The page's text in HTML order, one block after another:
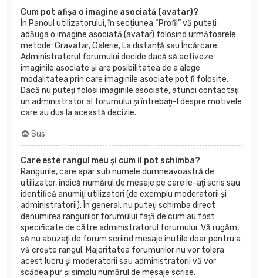
Cum pot afișa o imagine asociată (avatar)?
În Panoul utilizatorului, în secțiunea “Profil” vă puteți
adăuga o imagine asociată (avatar) folosind următoarele
metode: Gravatar, Galerie, La distanță sau Încărcare.
Administratorul forumului decide dacă să activeze
imaginile asociate şi are posibilitatea de a alege
modalitatea prin care imaginile asociate pot fi folosite.
Dacă nu puteţi folosi imaginile asociate, atunci contactaţi
un administrator al forumului şi întrebaţi-l despre motivele
care au dus la această decizie.
Sus
Care este rangul meu şi cum il pot schimba?
Rangurile, care apar sub numele dumneavoastră de
utilizator, indică numărul de mesaje pe care le-aţi scris sau
identifică anumiţi utilizatori (de exemplu moderatorii şi
administratorii). În general, nu puteţi schimba direct
denumirea rangurilor forumului faţă de cum au fost
specificate de către administratorul forumului. Vă rugăm,
să nu abuzaţi de forum scriind mesaje inutile doar pentru a
vă creşte rangul. Majoritatea forumurilor nu vor tolera
acest lucru şi moderatorii sau administratorii vă vor
scădea pur şi simplu numărul de mesaje scrise.